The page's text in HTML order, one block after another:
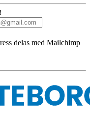
delas med Mailchimp